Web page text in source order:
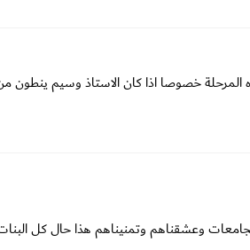
خصوصا اذا كان الاستاذ وسيم ينطون
وعشقناهم وتمنيناهم هذا حال كل